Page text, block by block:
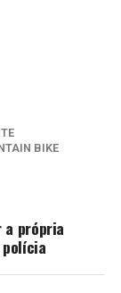
BIKE
a própria
polícia